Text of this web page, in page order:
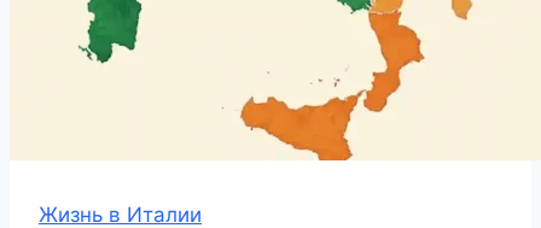
Жизнь в Италии